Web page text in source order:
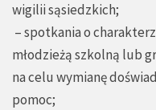
wigilii sąsiedzkich;
– spotkania o
młodzieżą szkolną lub
na celu wymianę
pomoc;